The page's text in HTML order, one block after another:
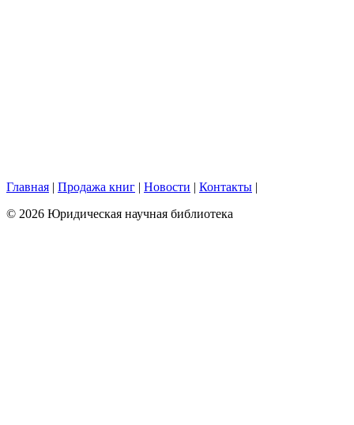
Главная | Продажа книг | Новости | Контакты |
© 2026 Юридическая научная библиотека